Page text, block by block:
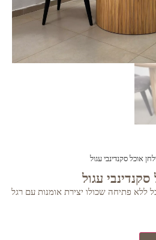
ללא פתיחה שכולו יצירת אומנות עם רגל